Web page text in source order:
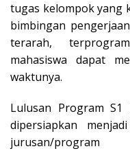
tugas kelompok yang
bimbingan
terarah,
mahasiswa dapat
waktunya.
Lulusan Program S1
dipersiapkan
jurusan/